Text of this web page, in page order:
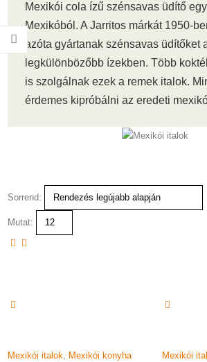
Mexikói cola ízű szénsavas üdítő
Mexikóból. A Jarritos márkát 1950-
azóta gyártanak szénsavas üdítőket
legkülönbözőbb ízekben. Több
is szolgálnak ezek a remek italok.
érdemes kipróbálni az eredeti
Sorrend:
Mutat:
Mexikói italok, Mexikói konyha Mexikói